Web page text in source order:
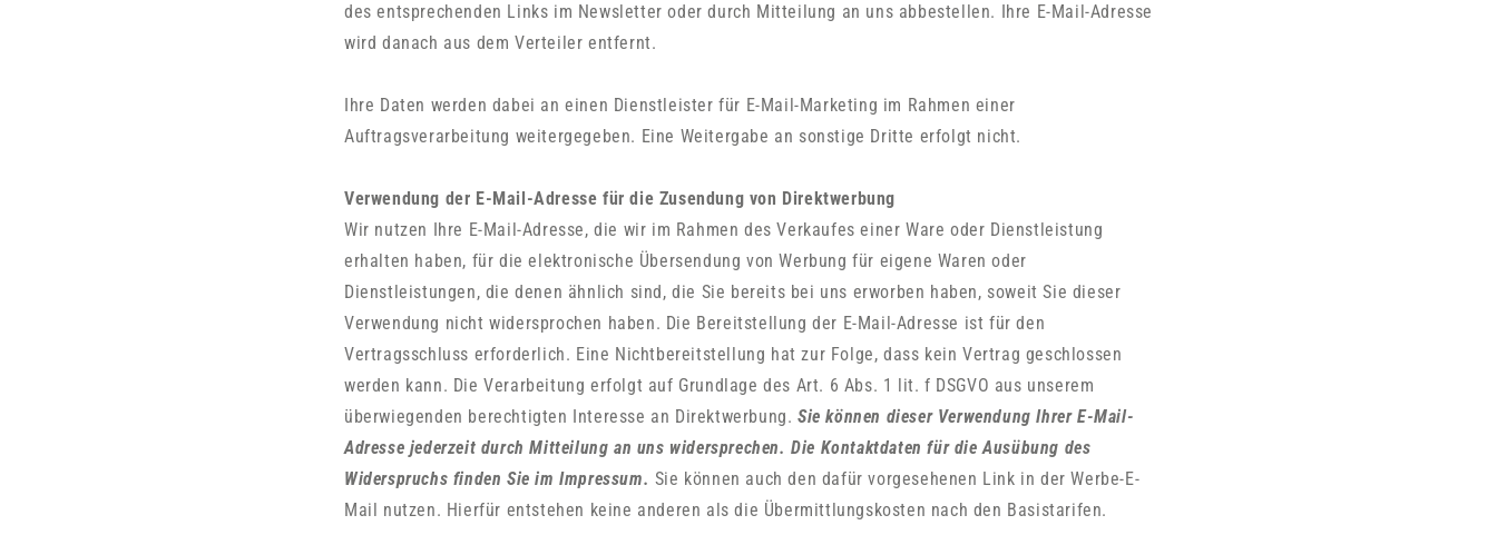
des entsprechenden Links im Newsletter oder durch Mitteilung an uns abbestellen. Ihre E-Mail-Adresse
wird danach aus dem Verteiler entfernt.
Ihre Daten werden dabei an einen Dienstleister für E-Mail-Marketing im Rahmen einer
Auftragsverarbeitung weitergegeben. Eine Weitergabe an sonstige Dritte erfolgt nicht.
Verwendung der E-Mail-Adresse für die Zusendung von Direktwerbung
Wir nutzen Ihre E-Mail-Adresse, die wir im Rahmen des Verkaufes einer Ware oder Dienstleistung
erhalten haben, für die elektronische Übersendung von Werbung für eigene Waren oder
Dienstleistungen, die denen ähnlich sind, die Sie bereits bei uns erworben haben, soweit Sie dieser
Verwendung nicht widersprochen haben. Die Bereitstellung der E-Mail-Adresse ist für den
Vertragsschluss erforderlich. Eine Nichtbereitstellung hat zur Folge, dass kein Vertrag geschlossen
werden kann. Die Verarbeitung erfolgt auf Grundlage des Art. 6 Abs. 1 lit. f DSGVO aus unserem
überwiegenden berechtigten Interesse an Direktwerbung. Sie können dieser Verwendung Ihrer E-Mail-
Adresse jederzeit durch Mitteilung an uns widersprechen. Die Kontaktdaten für die Ausübung des
Widerspruchs finden Sie im Impressum. Sie können auch den dafür vorgesehenen Link in der Werbe-E-
Mail nutzen. Hierfür entstehen keine anderen als die Übermittlungskosten nach den Basistarifen.